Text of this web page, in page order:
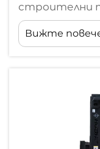
строителни
строителна
значително и
проста
мощните
Вижте